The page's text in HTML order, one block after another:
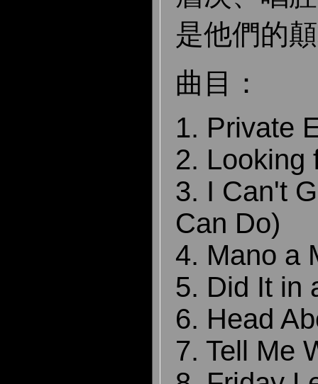
是他們的
曲目：
1. Private
2. Looking
3. I Can't
Can Do)
4. Mano a
5. Did It in
6. Head
7. Tell Me